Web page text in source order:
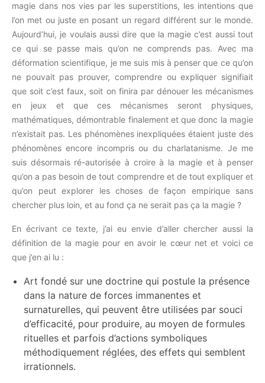
magie dans nos vies par les superstitions, les intentions que
l’on met ou juste en posant un regard différent sur le monde.
Aujourd’hui, je voulais aussi dire que la magie c’est aussi tout
ce qui se passe mais qu’on ne comprends pas. Avec ma
déformation scientifique, je me suis mis à penser que ce qu’on
ne pouvait pas prouver, comprendre ou expliquer signifiait
que soit c’est faux, soit on finira par dénouer les mécanismes
en jeux et que ces mécanismes seront physiques,
mathématiques, démontrable finalement et que donc la magie
n’existait pas. Les phénomènes inexpliquées étaient juste des
phénomènes encore incompris ou du charlatanisme. Je me
suis désormais ré-autorisée à croire à la magie et à penser
qu’on a pas besoin de tout comprendre et de tout expliquer et
qu’on peut explorer les choses de façon empirique sans
chercher plus loin, et au fond ça ne serait pas ça la magie ?
En écrivant ce texte, j’ai eu envie d’aller chercher aussi la
définition de la magie pour en avoir le cœur net et voici ce
que j’en ai lu :
Art fondé sur une doctrine qui postule la présence
dans la nature de forces immanentes et
surnaturelles, qui peuvent être utilisées par souci
d’efficacité, pour produire, au moyen de formules
rituelles et parfois d’actions symboliques
méthodiquement réglées, des effets qui semblent
irrationnels.